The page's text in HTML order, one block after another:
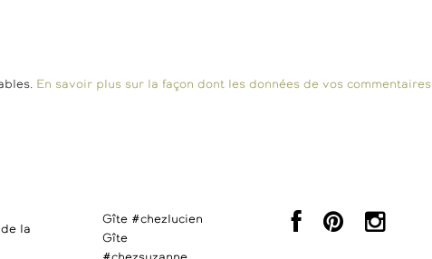
En savoir plus sur la façon dont les données de vos commentaires
la
Gîte #chezlucien
Gîte